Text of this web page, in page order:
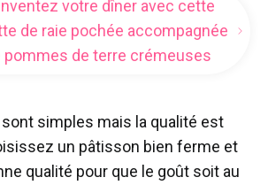
votre dîner avec cette
de raie pochée accompagnée
pommes de terre crémeuses
simples mais la qualité est
un pâtisson bien ferme et
qualité pour que le goût soit au